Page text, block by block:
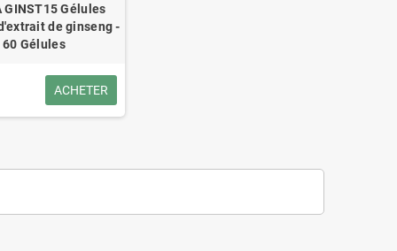
GINST15 Gélules
de ginseng -
60 Gélules
ACHETER